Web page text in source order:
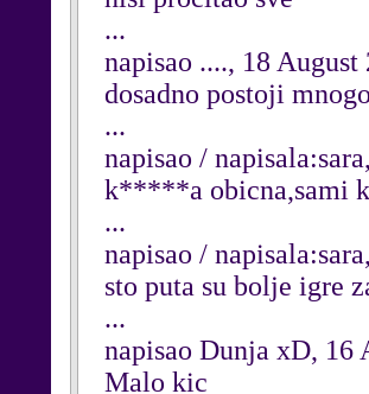
...
napisao ...., 18 August
dosadno postoji
...
napisao /
k*****a obicna,sami
...
napisao /
sto puta su bolje
...
napisao Dunja xD, 16
Malo kic